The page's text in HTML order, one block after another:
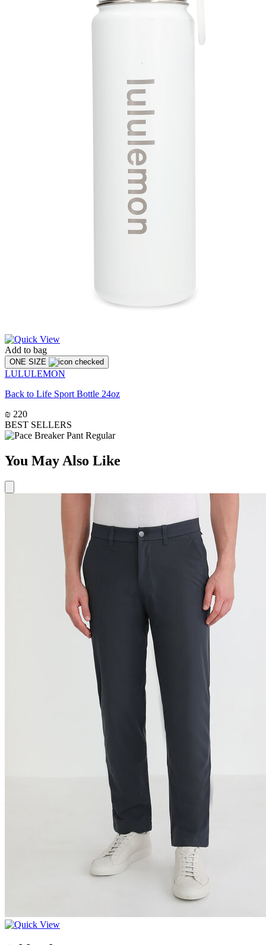
Add to bag
ONE SIZE
LULULEMON
Back to Life Sport Bottle 24oz
₪ 220
BEST SELLERS
You May Also Like